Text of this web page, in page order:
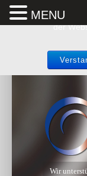
Wir
der
Wir
MENU